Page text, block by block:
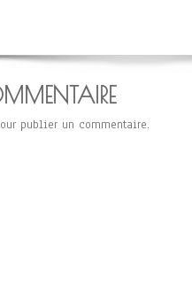
publier un commentaire.